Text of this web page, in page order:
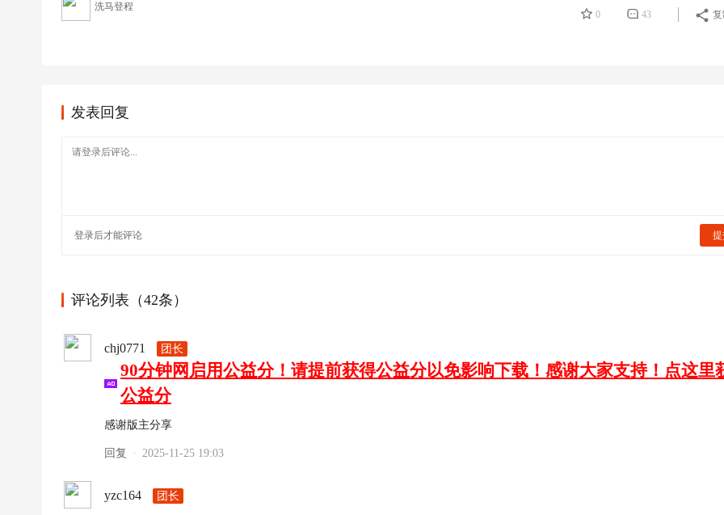
洗马登程
0 43
发表回复
登录后才能评论
评论列表（42条）
chj0771 团长
90分钟网启用公益分！请提前获得公益分以免影响下载！感谢大家支持！点这里
公益分
感谢版主分享
回复 · 2025-11-25 19:03
yzc164 团长